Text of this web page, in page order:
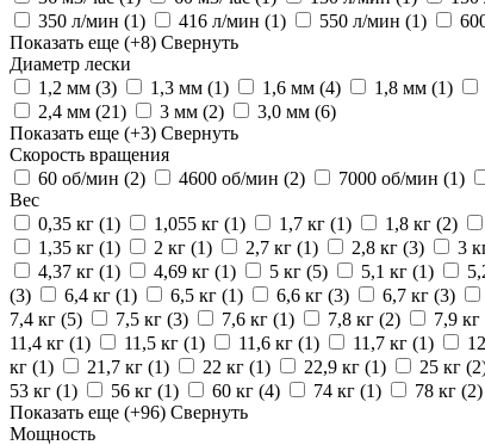
350 л/мин (1) 416 л/мин (1) 550 л/мин (1)
Показать еще (+8) Свернуть
Диаметр лески
1,2 мм (3) 1,3 мм (1) 1,6 мм (4) 1,8 мм (1)
2,4 мм (21) 3 мм (2) 3,0 мм (6)
Показать еще (+3) Свернуть
Скорость вращения
60 об/мин (2) 4600 об/мин (2) 7000 об/мин (1)
Вес
0,35 кг (1) 1,055 кг (1) 1,7 кг (1) 1,8 кг (2)
1,35 кг (1) 2 кг (1) 2,7 кг (1) 2,8 кг (3) 3
4,37 кг (1) 4,69 кг (1) 5 кг (5) 5,1 кг (1)
(3)
6,4 кг (1) 6,5 кг (1) 6,6 кг (3) 6,7 кг (3)
7,4 кг (5) 7,5 кг (3) 7,6 кг (1) 7,8 кг (2) 7,9 кг
11,4 кг (1) 11,5 кг (1) 11,6 кг (1) 11,7 кг (1)
кг (1) 21,7 кг (1) 22 кг (1) 22,9 кг (1) 25 кг
53 кг (1) 56 кг (1) 60 кг (4) 74 кг (1) 78 кг (2)
Показать еще (+96) Свернуть
Мощность